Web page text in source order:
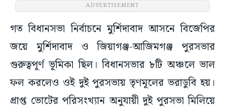
ADVERTISEMENT
গত বিধানসভা নির্বাচনে মুর্শিদাবাদ আসনে বিজেপির
জয়ে মুর্শিদাবাদ ও জিয়াগঞ্জ-আজিমগঞ্জ পুরসভার
গুরুত্বপূর্ণ ভূমিকা ছিল। বিধানসভার ৮টি অঞ্চলে ভাল
ফল করলেও ওই দুই পুরসভায় তৃণমূলের ভরাডুবি হয়।
প্রাপ্ত ভোটের পরিসংখ্যান অনুযায়ী দুই পুরসভা মিলিয়ে